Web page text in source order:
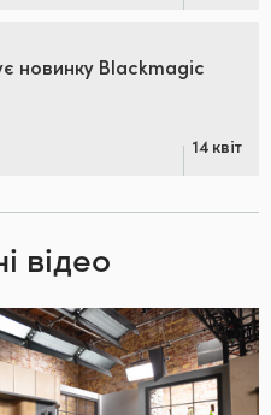
новинку Blackmagic
14 квіт
відео